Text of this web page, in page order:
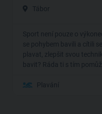
Tábor
Sport není pouze o
se pohybem bavili a cítili
plavat, zlepšit svou
bavit? Ráda ti s tím
Plavání